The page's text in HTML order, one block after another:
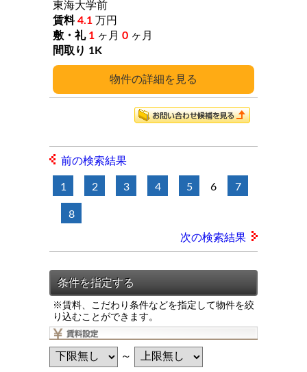
詳細
東海大学前
4.1 万円
1 ヶ月 0 ヶ月
1K
前の検索結果
1 2 3 4 5 6 7
8
次の検索結果
※賃料、こだわり条件などを指定して物件を絞
り込むことができます。
～